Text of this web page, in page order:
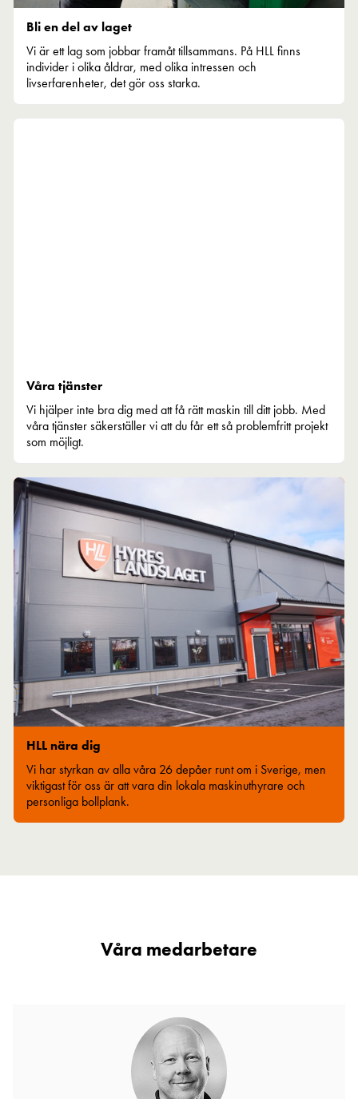
Bli en del av laget
Vi är ett lag som jobbar framåt tillsammans. På HLL finns
individer i olika åldrar, med olika intressen och
livserfarenheter, det gör oss starka.
Våra tjänster
Vi hjälper inte bra dig med att få rätt maskin till ditt jobb. Med
våra tjänster säkerställer vi att du får ett så problemfritt projekt
som möjligt.
HLL nära dig
Vi har styrkan av alla våra 26 depåer runt om i Sverige, men
viktigast för oss är att vara din lokala maskinuthyrare och
personliga bollplank.
Våra medarbetare